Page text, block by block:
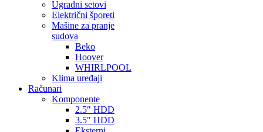
Ugradni setovi
Električni šporeti
Mašine za pranje
sudova
Beko
Hoover
WHIRLPOOL
Klima uređaji
Računari
Komponente
2.5″ HDD
3.5″ HDD